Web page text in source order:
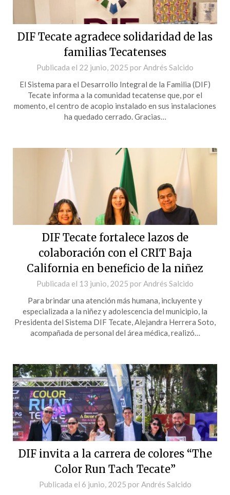
DIF Tecate agradece solidaridad de las
familias Tecatenses
Publicada el 22 junio, 2025 por Andrés Salcido
El Sistema para el Desarrollo Integral de la Familia (DIF)
Tecate informa a la comunidad tecatense que, por el
momento, el centro de acopio instalado en sus instalaciones
ha quedado cerrado. Gracias…
DIF Tecate fortalece lazos de
colaboración con el CRIT Baja
California en beneficio de la niñez
Publicada el 13 junio, 2025 por Andrés Salcido
Para brindar una atención más humana, incluyente y
especializada a la niñez y adolescencia del municipio, la
Presidenta del Sistema DIF Tecate, Alejandra Herrera Soto,
acompañada de personal del área médica, realizó…
DIF invita a la carrera de colores “The
Color Run Tach Tecate”
Publicada el 6 junio, 2025 por Andrés Salcido